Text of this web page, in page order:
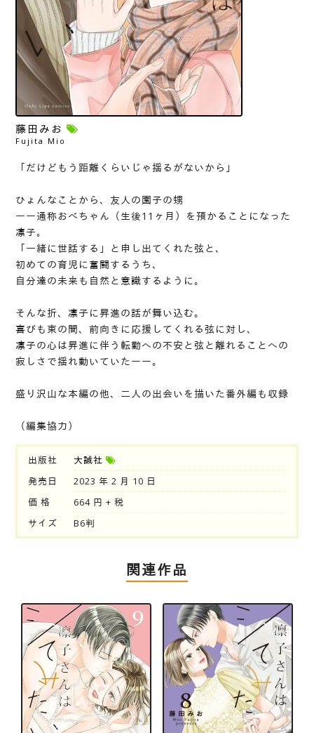
藤田みお
Fujita Mio
「だけどもう距離くらいじゃ揺るがないから」
ひょんなことから、友人の園子の甥
ーー通称おべちゃん（生後11ヶ月）を預かることになった
凛子。
「一緒に世話する」と申し出てくれた弦と、
初めての育児に奮闘するうち、
自分達の未来も自然と意識するように。
そんな折、凛子に昇進の話が舞い込む。
喜びも束の間、前向きに応援してくれる弦に対し、
凛子の心は昇進に伴う転勤への不安と弦と離れることへの
寂しさで揺れ動いていたーー。
盛り沢山な本編の他、二人の出会いを描いた番外編も収録
（編集協力）
出版社
大誠社
発売日
2023 年 2 月 10 日
価 格
664 円 + 税
サイズ
B6判
関連作品